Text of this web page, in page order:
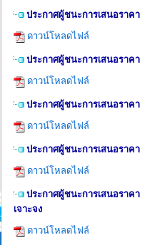
ประกาศผู้ชนะการเสนอราค
ดาวน์โหลดไฟล์
ประกาศผู้ชนะการเสนอราคา
ดาวน์โหลดไฟล์
ประกาศผู้ชนะการเสนอราคา
ดาวน์โหลดไฟล์
ประกาศผู้ชนะการเสนอราคา
ดาวน์โหลดไฟล์
ประกาศผู้ชนะการเสนอราค
เจาะจง
ดาวน์โหลดไฟล์